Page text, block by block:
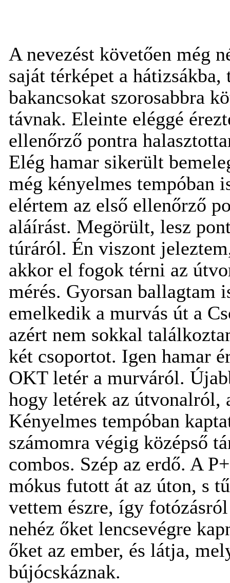
A nevezést követően még
saját térképet a hátizsákba,
bakancsokat szorosabbra
távnak. Eleinte eléggé
ellenőrző pontra
Elég hamar sikerült
még kényelmes tempóban
elértem az első ellenőrző
aláírást. Megörült, lesz
túráról. Én viszont
akkor el fogok térni az
mérés. Gyorsan ballagtam
emelkedik a murvás út a
azért nem sokkal
két csoportot. Igen hamar
OKT letér a murváról.
hogy letérek az útvonalról,
Kényelmes tempóban
számomra végig középső
combos. Szép az erdő. A
mókus futott át az úton, s
vettem észre, így
nehéz őket lencsevégre
őket az ember, és látja,
bújócskáznak.